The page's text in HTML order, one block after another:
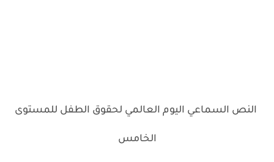
النص السماعي اليوم العالمي لحقوق الطفل للمستوى
الخامس